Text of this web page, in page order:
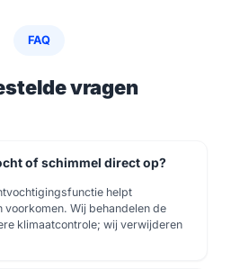
FAQ
vragen
of schimmel direct op?
helpt
voorkomen. Wij behandelen de
klimaatcontrole; wij verwijderen